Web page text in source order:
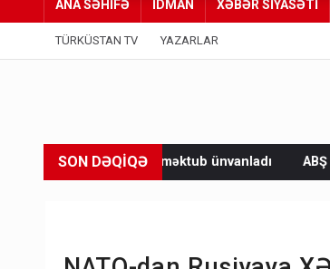
ANA SƏHİFƏ İDMAN XƏBƏR SİYASƏTİ
TÜRKÜSTAN TV YAZARLAR
SON DƏQİQƏ
məktub ünvanladı ABŞ razılaşmağa çalışır,